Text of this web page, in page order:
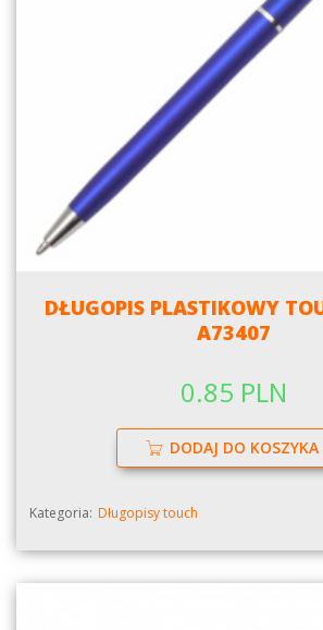
DŁUGOPIS PLASTIKOWY
A73407
0.85 PLN
DODAJ DO KOSZYKA
Kategoria: Długopisy touch